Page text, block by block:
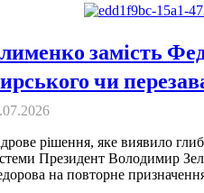
замість
чи
рішення, яке виявило
Президент Володимир
на повторне